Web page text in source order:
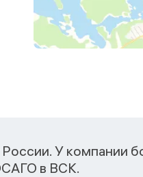
У компании
в ВСК.